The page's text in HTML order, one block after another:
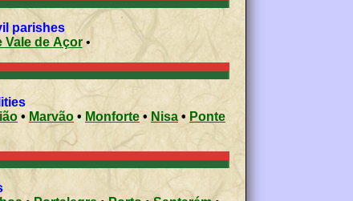
parishes
Vale de Açor•
• Marvão • Monforte • Nisa • Ponte